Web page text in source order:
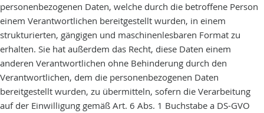
personenbezogenen Daten, welche durch die betroffene Person
einem Verantwortlichen bereitgestellt wurden, in einem
strukturierten, gängigen und maschinenlesbaren Format zu
erhalten. Sie hat außerdem das Recht, diese Daten einem
anderen Verantwortlichen ohne Behinderung durch den
Verantwortlichen, dem die personenbezogenen Daten
bereitgestellt wurden, zu übermitteln, sofern die Verarbeitung
auf der Einwilligung gemäß Art. 6 Abs. 1 Buchstabe a DS-GVO